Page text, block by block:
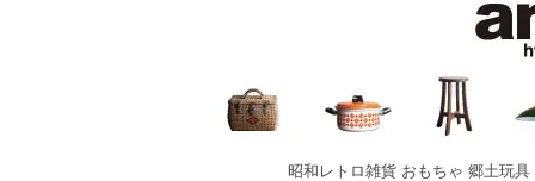
昭和レトロ雑貨 おもちゃ 郷土玩